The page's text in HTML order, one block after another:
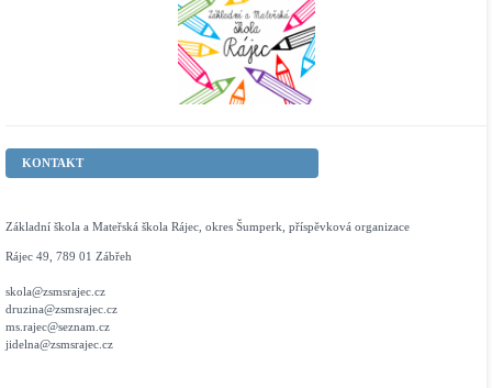
KONTAKT
Základní škola a Mateřská škola Rájec, okres Šumperk, příspěvková organizace
Rájec 49, 789 01 Zábřeh
skola@zsmsrajec.cz
druzina@zsmsrajec.cz
ms.rajec@seznam.cz
jidelna@zsmsrajec.cz